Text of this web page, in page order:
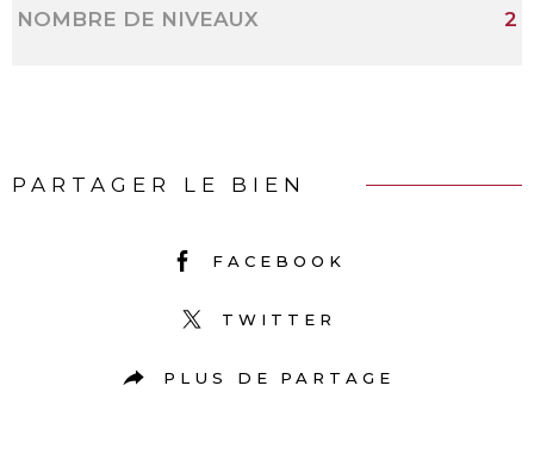
NOMBRE DE NIVEAUX 2
PARTAGER LE BIEN
FACEBOOK
TWITTER
PLUS DE PARTAGE